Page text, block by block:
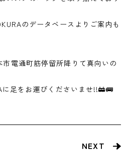
のデータベースよりご案内も
電通町筋停留所降りて真向いの
足をお運びくださいませ!!🚋🚌
NEXT